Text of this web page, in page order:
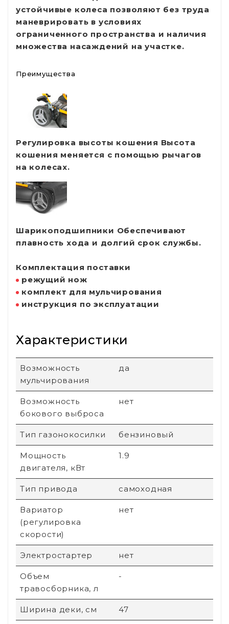
устойчивые колеса позволяют без труда
маневрировать в условиях
ограниченного пространства и наличия
множества насаждений на участке.
Преимущества
Регулировка высоты кошения Высота
кошения меняется с помощью рычагов
на колесах.
Шарикоподшипники Обеспечивают
плавность хода и долгий срок службы.
Комплектация поставки
режущий нож
комплект для мульчирования
инструкция по эксплуатации
Характеристики
Возможность
мульчирования
да
Возможность
бокового выброса
нет
Тип газонокосилки бензиновый
Мощность
двигателя, кВт
1.9
Тип привода самоходная
Вариатор
(регулировка
скорости)
нет
Электростартер нет
Объем
травосборника, л
-
Ширина деки, см 47